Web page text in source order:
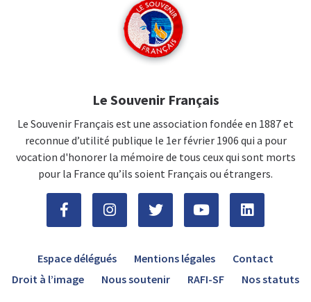
Le Souvenir Français
Le Souvenir Français est une association fondée en 1887 et
reconnue d’utilité publique le 1er février 1906 qui a pour
vocation d'honorer la mémoire de tous ceux qui sont morts
pour la France qu’ils soient Français ou étrangers.
Espace délégués Mentions légales
Contact
Droit à l’image
Nous soutenir RAFI-SF Nos statuts